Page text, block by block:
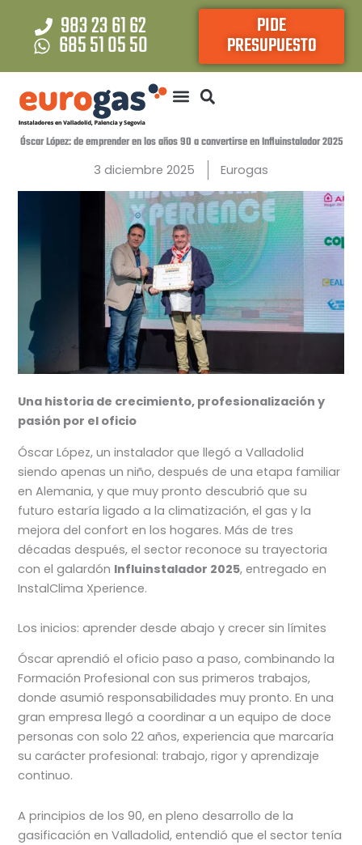
contenido
983 23 61 62
685 51 05 50
PIDE
PRESUPUESTO
Óscar López: de emprender en los años 90 a convertirse en Influinstalador 2025
3 diciembre 2025 Eurogas
Una historia de crecimiento, profesionalización y
pasión por el oficio
Óscar López, un instalador que llegó a Valladolid
siendo apenas un niño, después de una etapa familiar
en Alemania, y que muy pronto descubrió que su
futuro estaría ligado a la climatización, el gas y la
mejora del confort en los hogares. Más de tres
décadas después, el sector reconoce su trayectoria
con el galardón Influinstalador 2025, entregado en
InstalClima Xperience.
Los inicios: aprender desde abajo y crecer sin límites
Óscar aprendió el oficio paso a paso, combinando la
Formación Profesional con sus primeros trabajos,
donde asumió responsabilidades muy pronto. En una
gran empresa llegó a coordinar a un equipo de doce
personas con solo 22 años, experiencia que marcaría
su carácter profesional: trabajo, rigor y aprendizaje
continuo.
A principios de los 90, en pleno desarrollo de la
gasificación en Valladolid, entendió que el sector tenía